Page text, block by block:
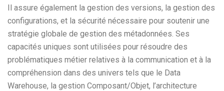
Il assure également la gestion des versions, la gestion des
configurations, et la sécurité nécessaire pour soutenir une
stratégie globale de gestion des métadonnées. Ses
capacités uniques sont utilisées pour résoudre des
problématiques métier relatives à la communication et à la
compréhension dans des univers tels que le Data
Warehouse, la gestion Composant/Objet, l’architecture